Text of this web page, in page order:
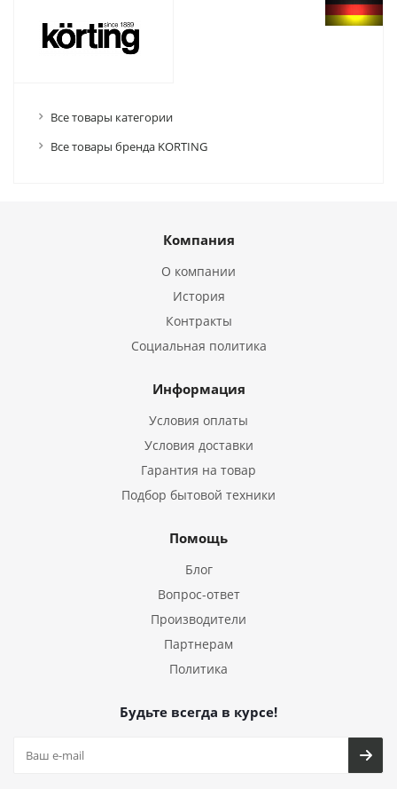
Все товары категории
Все товары бренда KORTING
Компания
О компании
История
Контракты
Социальная политика
Информация
Условия оплаты
Условия доставки
Гарантия на товар
Подбор бытовой техники
Помощь
Блог
Вопрос-ответ
Производители
Партнерам
Политика
Будьте всегда в курсе!